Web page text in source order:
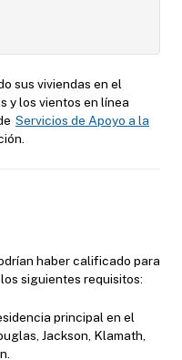
sus viviendas en el
y los vientos en línea
Servicios de Apoyo a la
haber calificado para
siguientes requisitos:
principal en el
Jackson, Klamath,